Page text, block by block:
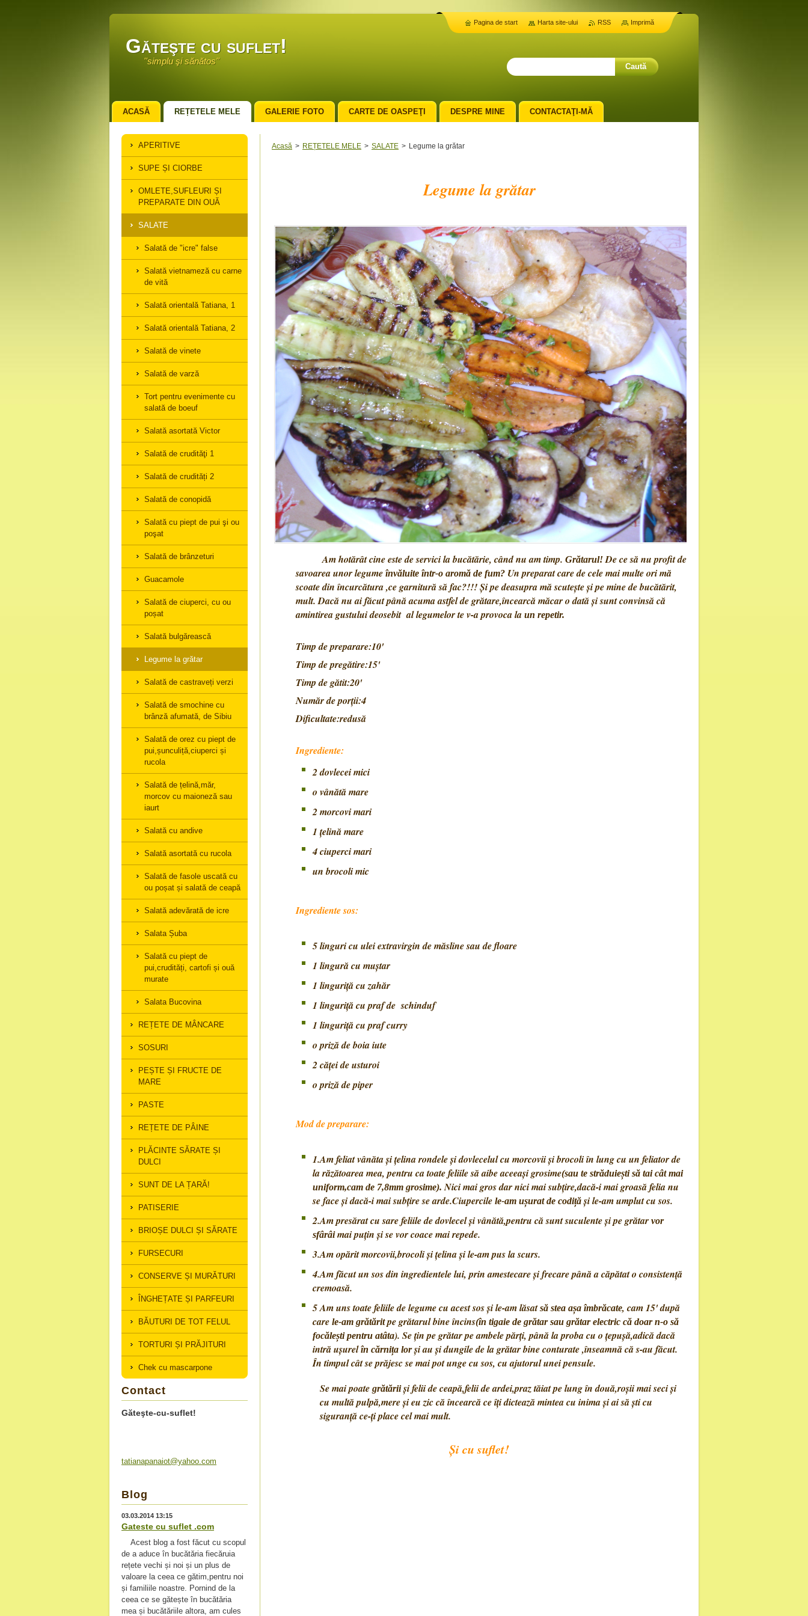
Găteşte cu suflet!
''simplu şi sănătos''
Acasă > REȚETELE MELE > SALATE > Legume la grătar
Legume la grătar
Am hotărât cine este de servici la bucătărie, când nu am timp. Grătarul! De ce să nu profit de
savoarea unor legume învăluite într-o aromă de fum? Un preparat care de cele mai multe ori mă
scoate din încurcătura ,ce garnitură să fac?!!! Și pe deasupra mă scutește și pe mine de bucătărit,
mult. Dacă nu ai făcut până acuma astfel de grătare,încearcă măcar o dată și sunt convinsă că
amintirea gustului deosebit al legumelor te v-a provoca la un repetir.
Timp de preparare:10'
Timp de pregătire:15'
Timp de gătit:20'
Număr de porții:4
Dificultate:redusă
Ingrediente:
2 dovlecei mici
o vânătă mare
2 morcovi mari
1 țelină mare
4 ciuperci mari
un brocoli mic
Ingrediente sos:
5 linguri cu ulei extravirgin de măsline sau de floare
1 lingură cu muștar
1 linguriță cu zahăr
1 linguriță cu praf de schinduf
1 linguriță cu praf curry
o priză de boia iute
2 căței de usturoi
o priză de piper
Mod de preparare:
1.Am feliat vânăta și țelina rondele și dovlecelul cu morcovii și brocoli în lung cu un feliator de
la răzătoarea mea, pentru ca toate feliile să aibe aceeași grosime(sau te străduiești să tai cât mai
uniform,cam de 7,8mm grosime). Nici mai gros dar nici mai subțire,dacă-i mai groasă felia nu
se face și dacă-i mai subțire se arde.Ciupercile le-am ușurat de codițăși le-am umplut cu sos.
2.Am presărat cu sare feliile de dovlecel și vânătă,pentru că sunt suculente și pe grătar vor
sfârâimai puțin și se vor coace mai repede.
3.Am opărit morcovii,brocoli și țelina și le-am pus la scurs.
4.Am făcut un sos din ingredientele lui, prin amestecare și frecare până a căpătat o consistență
cremoasă.
5 Am uns toate feliile de legume cu acest sos și le-am lăsatsă stea așa îmbrăcate, cam 15' după
care le-am grătăritpe grătarul bine încins(în tigaie de grătar sau grătar electric că doar n-o să
focălești pentru atâta). Se țin pe grătar pe ambele părți, până la proba cu o țepușă,adică dacă
intră ușurelîn cărnița lorși au și dungile de la grătar bine conturate ,înseamnă că s-au făcut.
În timpul cât se prăjesc se mai pot unge cu sos, cu ajutorul unei pensule.
Se mai poate grătăriiși felii de ceapă,felii de ardei,praz tăiat pe lung în două,roșii mai seci și
cu multă pulpă,mere și eu zic că încearcă ce îți dictează mintea cu inima și ai să ști cu
siguranță ce-ți place cel mai mult.
Și cu suflet!
APERITIVE
SUPE ȘI CIORBE
OMLETE,SUFLEURI ȘI
PREPARATE DIN OUĂ
SALATE
Salată de "icre" false
Salată vietnameză cu carne
de vită
Salată orientală Tatiana, 1
Salată orientală Tatiana, 2
Salată de vinete
Salată de varză
Tort pentru evenimente cu
salată de boeuf
Salată asortată Victor
Salată de crudităţi 1
Salată de crudități 2
Salată de conopidă
Salată cu piept de pui şi ou
poşat
Salată de brânzeturi
Guacamole
Salată de ciuperci, cu ou
poșat
Salată bulgărească
Legume la grătar
Salată de castraveți verzi
Salată de smochine cu
brânză afumată, de Sibiu
Salată de orez cu piept de
pui,șunculiță,ciuperci și
rucola
Salată de țelină,măr,
morcov cu maioneză sau
iaurt
Salată cu andive
Salată asortată cu rucola
Salată de fasole uscată cu
ou poșat și salată de ceapă
Salată adevărată de icre
Salata Șuba
Salată cu piept de
pui,crudități, cartofi și ouă
murate
Salata Bucovina
REȚETE DE MÂNCARE
SOSURI
PEȘTE ȘI FRUCTE DE
MARE
PASTE
REȚETE DE PÂINE
PLĂCINTE SĂRATE ȘI
DULCI
SUNT DE LA ȚARĂ!
PATISERIE
BRIOȘE DULCI ȘI SĂRATE
FURSECURI
CONSERVE ȘI MURĂTURI
ÎNGHEȚATE ȘI PARFEURI
BĂUTURI DE TOT FELUL
TORTURI ȘI PRĂJITURI
Chek cu mascarpone
Contact
Găteşte-cu-suflet!
tatianapanaiot@yahoo.com
Blog
03.03.2014 13:15
Gateste cu suflet .com
Acest blog a fost făcut cu scopul
de a aduce în bucătăria fiecăruia
rețete vechi și noi și un plus de
valoare la ceea ce gătim,pentru noi
și familiile noastre. Pornind de la
ceea ce se gătește în bucătăria
mea și bucătăriile altora, am cules
ACASĂ REȚETELE MELE GALERIE FOTO CARTE DE OASPEŢI DESPRE MINE CONTACTAŢI-MĂ
Pagina de start Harta site-ului RSS Imprimă